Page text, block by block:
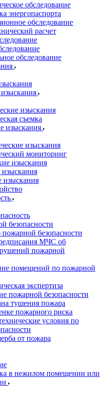
обследование
энергопаспорта
обследование
расчет
обследование
изыскания
изыскания
съемка
изыскания
изыскания
мониторинг
изыскания
изыскания
изыскания
безопасности
безопасности
МЧС об
пожарной
помещений по пожарной
экспертиза
пожарной безопасности
тушения пожара
пожарного риска
условия по
от пожара
в нежилом помещении или